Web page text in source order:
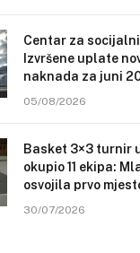
Centar za
Izvršene uplate
naknada za juni
05/08/2026
Basket 3×3 turnir
okupio 11 ekipa:
osvojila prvo
30/07/2026